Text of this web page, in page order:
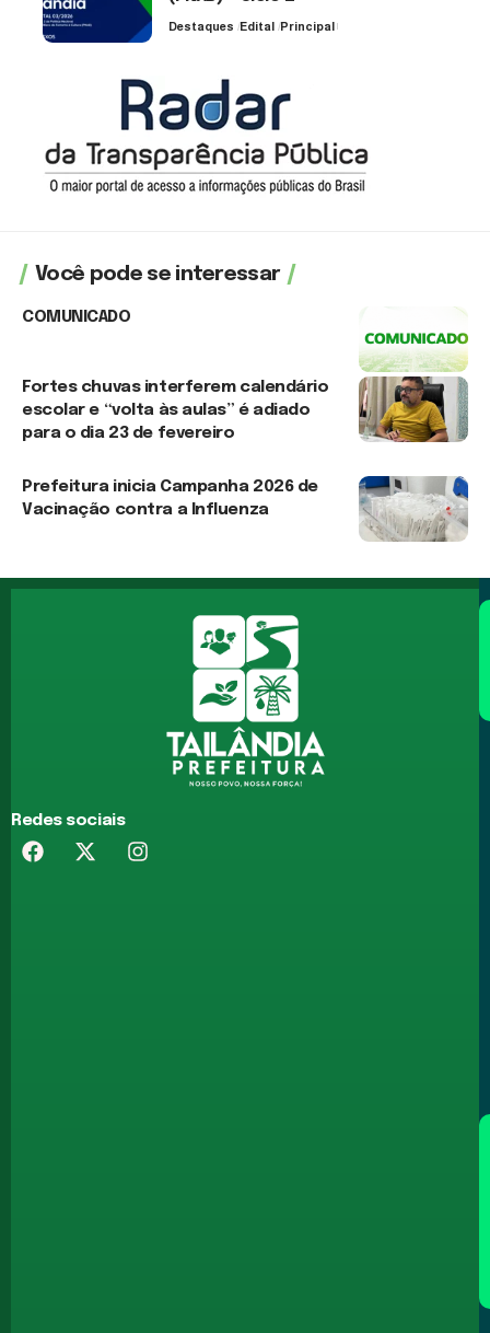
Destaques Edital Principal
Você pode se interessar
COMUNICADO
Fortes chuvas interferem calendário
escolar e “volta às aulas” é adiado
para o dia 23 de fevereiro
Prefeitura inicia Campanha 2026 de
Vacinação contra a Influenza
Redes sociais